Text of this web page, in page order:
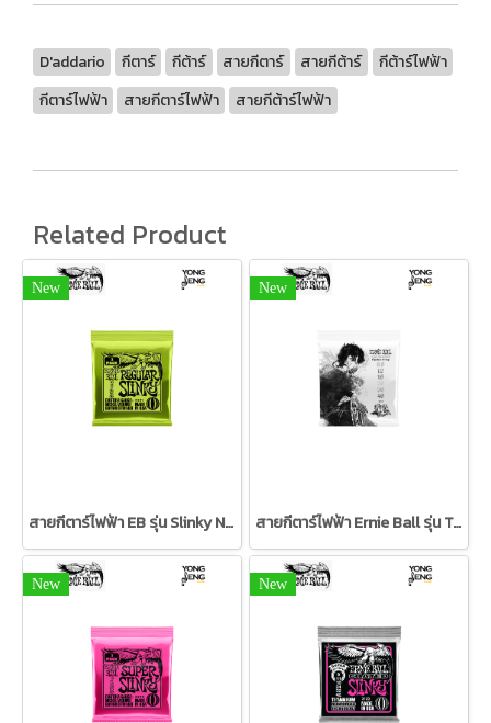
D'addario กีตาร์ กีต้าร์ สายกีตาร์ สายกีต้าร์
กีต้าร์ไฟฟ้า
กีตาร์ไฟฟ้า
สายกีตาร์ไฟฟ้า สายกีต้าร์ไฟฟ้า
Related Product
New
สายกีตาร์ไฟฟ้า EB รุ่น Slinky Nickel Wound (3 ชุด) 10/46
New
สายกีตาร์ไฟฟ้า Ernie Ball รุ่น Tim Henson 9.5/46
New New